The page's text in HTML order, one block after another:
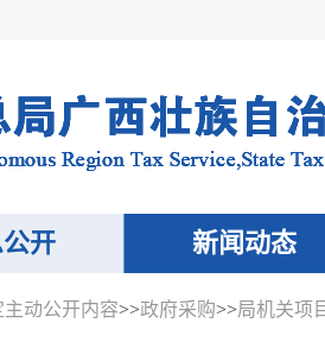
开 新闻动态
主动公开内容>>政府采购>>局机关项